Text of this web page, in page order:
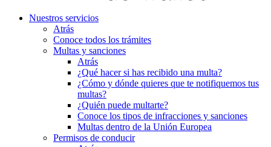
Nuestros servicios
Atrás
Conoce todos los trámites
Multas y sanciones
Atrás
¿Qué hacer si has recibido una multa?
¿Cómo y dónde quieres que te notifiquemos tus
multas?
¿Quién puede multarte?
Conoce los tipos de infracciones y sanciones
Multas dentro de la Unión Europea
Permisos de conducir